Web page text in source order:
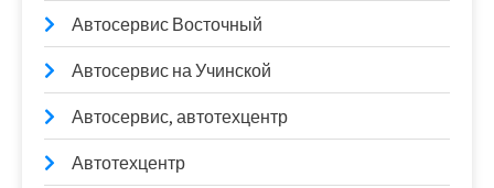
Автосервис Восточный
Автосервис на Учинской
Автосервис, автотехцентр
Автотехцентр